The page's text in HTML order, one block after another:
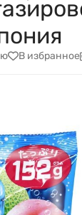
В избранное